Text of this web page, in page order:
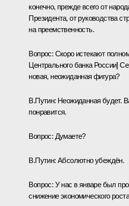
конечно, прежде всего от
Президента, от руководства
на преемственность.
Вопрос: Скоро истекают
Центрального банка России]
новая, неожиданная фигура?
В.Путин: Неожиданная будет.
понравится.
Вопрос: Думаете?
В.Путин: Абсолютно убеждён.
Вопрос: У нас в январе был
снижение экономического